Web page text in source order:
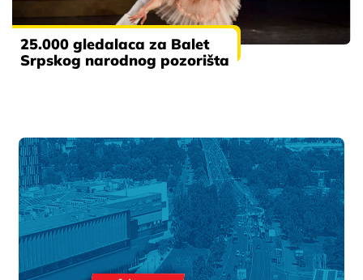
25.000 gledalaca za Balet
Srpskog narodnog pozorišta